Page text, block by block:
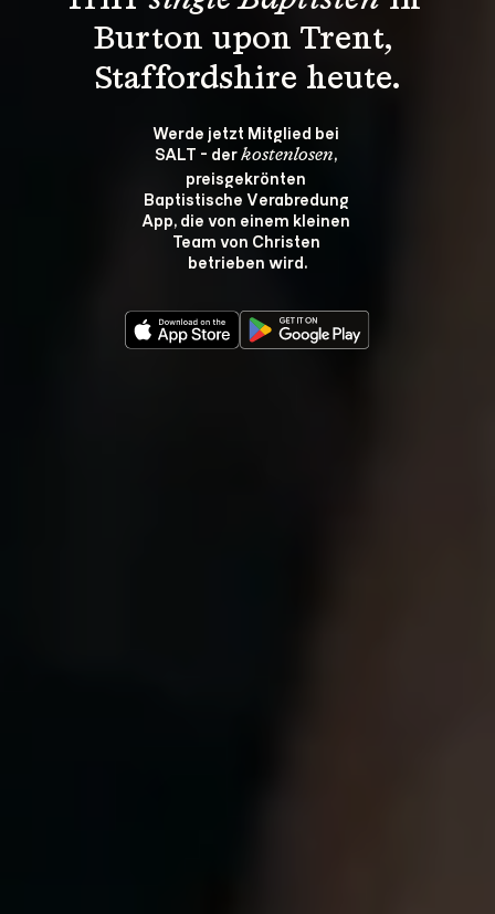
Burton upon Trent,
Staffordshire heute.
Werde jetzt Mitglied bei
SALT - der kostenlosen,
preisgekrönten
Baptistische Verabredung
App, die von einem kleinen
Team von Christen
betrieben wird.